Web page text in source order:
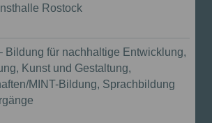
Rostock
Bildung für nachhaltige Entwicklung,
Kunst und Gestaltung,
MINT-Bildung, Sprachbildung